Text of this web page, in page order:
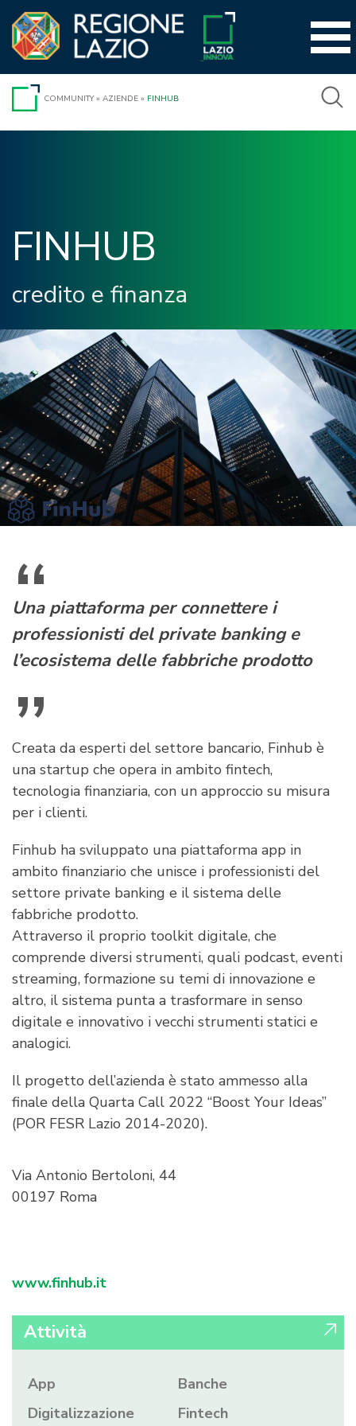
contenuto
COMMUNITY» AZIENDE » FINHUB
FINHUB
credito e finanza
Una piattaforma per connettere i
professionisti del private banking e
l’ecosistema delle fabbriche prodotto
Creata da esperti del settore bancario, Finhub è
una startup che opera in ambito fintech,
tecnologia finanziaria, con un approccio su misura
per i clienti.
Finhub ha sviluppato una piattaforma app in
ambito finanziario che unisce i professionisti del
settore private banking e il sistema delle
fabbriche prodotto.
Attraverso il proprio toolkit digitale, che
comprende diversi strumenti, quali podcast, eventi
streaming, formazione su temi di innovazione e
altro, il sistema punta a trasformare in senso
digitale e innovativo i vecchi strumenti statici e
analogici.
Il progetto dell’azienda è stato ammesso alla
finale della Quarta Call 2022 “Boost Your Ideas”
(POR FESR Lazio 2014-2020).
Via Antonio Bertoloni, 44
00197 Roma
www.finhub.it
Attività
App
Banche
Digitalizzazione
Fintech